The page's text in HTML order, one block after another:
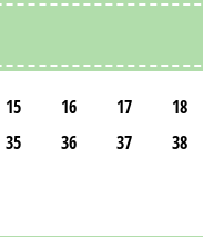
15 16 17 18
35 36 37 38